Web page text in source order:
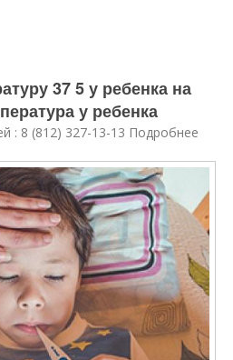
37 5 у ребенка на
у ребенка
: 8 (812) 327-13-13 Подробнее